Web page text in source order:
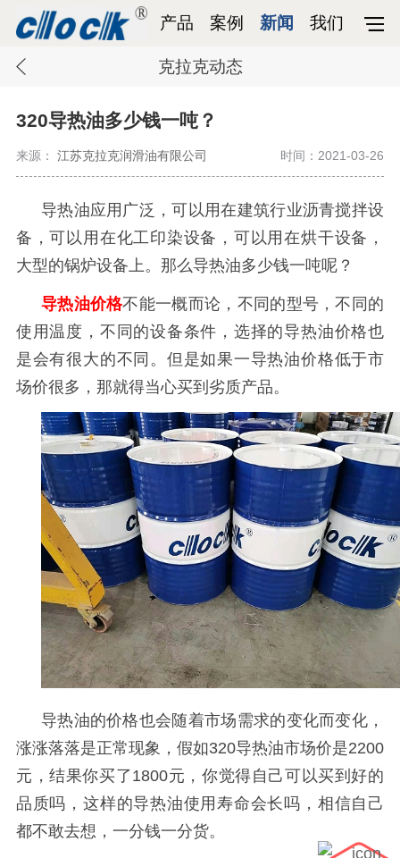
产品 案例 新闻 我们
克拉克动态
320导热油多少钱一吨？
来源： 江苏克拉克润滑油有限公司 时间：2021-03-26
导热油应用广泛，可以用在建筑行业沥青搅拌设
备，可以用在化工印染设备，可以用在烘干设备，
大型的锅炉设备上。那么导热油多少钱一吨呢？
导热油价格不能一概而论，不同的型号，不同的
使用温度，不同的设备条件，选择的导热油价格也
是会有很大的不同。但是如果一导热油价格低于市
场价很多，那就得当心买到劣质产品。
导热油的价格也会随着市场需求的变化而变化，
涨涨落落是正常现象，假如320导热油市场价是2200
元，结果你买了1800元，你觉得自己可以买到好的
品质吗，这样的导热油使用寿命会长吗，相信自己
都不敢去想，一分钱一分货。